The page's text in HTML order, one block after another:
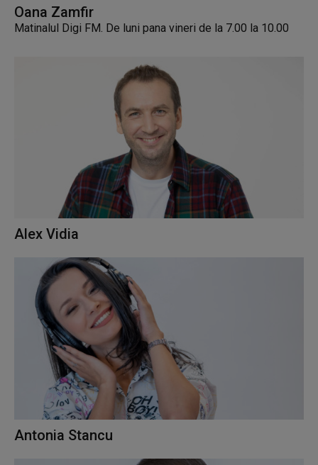
Oana Zamfir
Matinalul Digi FM. De luni pana vineri de la 7.00 la 10.00
Alex Vidia
Antonia Stancu